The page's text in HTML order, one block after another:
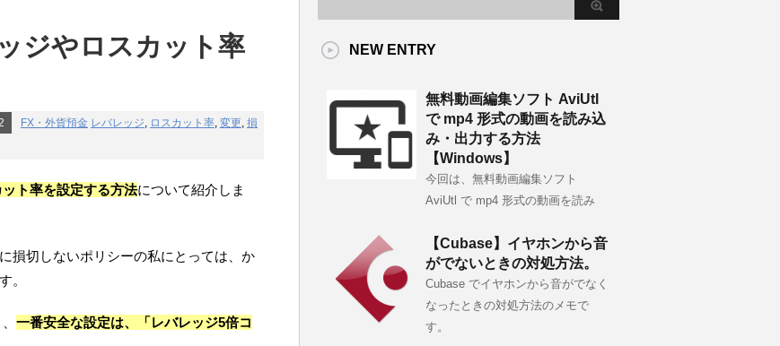
ジやロスカット率
FX・外貨預金 レバレッジ, ロスカット率, 変更, 損
ト率を設定する方法について紹介しま
損切しないポリシーの私にとっては、か
。
一番安全な設定は、「レバレッジ5倍コ
NEW ENTRY
無料動画編集ソフト AviUtl
で mp4 形式の動画を読み込
み・出力する方法
【Windows】
今回は、無料動画編集ソフト
AviUtl で mp4 形式の動画を読み
【Cubase】イヤホンから音
がでないときの対処方法。
Cubase でイヤホンから音がでなく
なったときの対処方法のメモで
す。